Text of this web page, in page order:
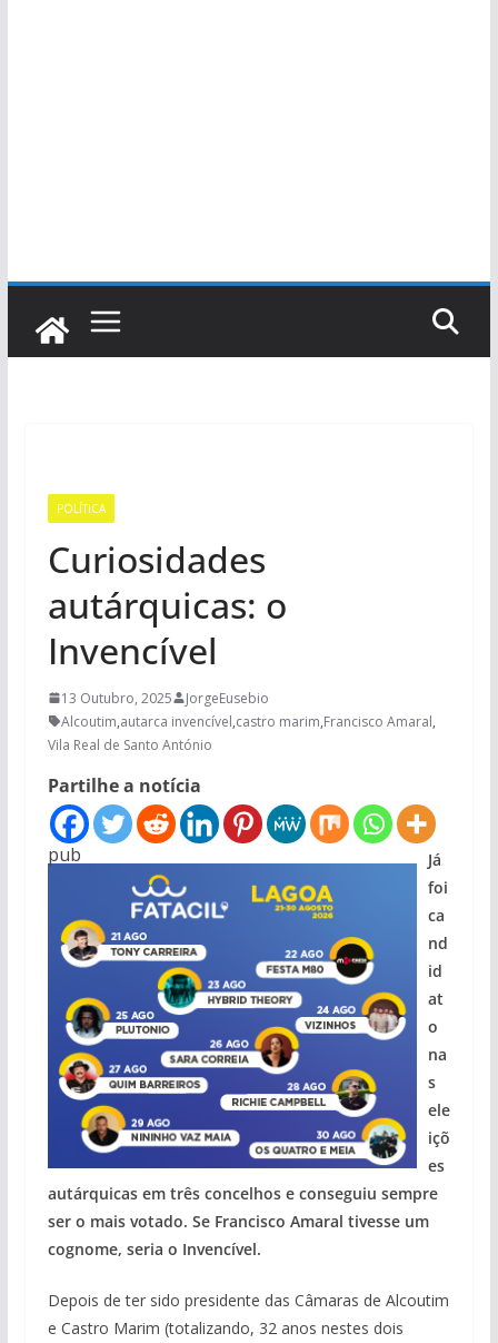
POLÍTICA
Curiosidades
autárquicas: o
Invencível
13 Outubro, 2025
JorgeEusebio
Alcoutim,autarca invencível,castro marim,Francisco Amaral,
Vila Real de Santo António
Partilhe a notícia
pub
Já
foi
ca
nd
id
at
o
na
s
ele
içõ
es
autárquicas em três concelhos e conseguiu sempre
ser o mais votado. Se Francisco Amaral tivesse um
cognome, seria o Invencível.
Depois de ter sido presidente das Câmaras de Alcoutim
e Castro Marim (totalizando, 32 anos nestes dois